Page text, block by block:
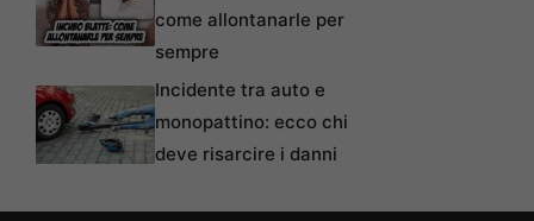
come allontanarle per
sempre
Incidente tra auto e
monopattino: ecco chi
deve risarcire i danni